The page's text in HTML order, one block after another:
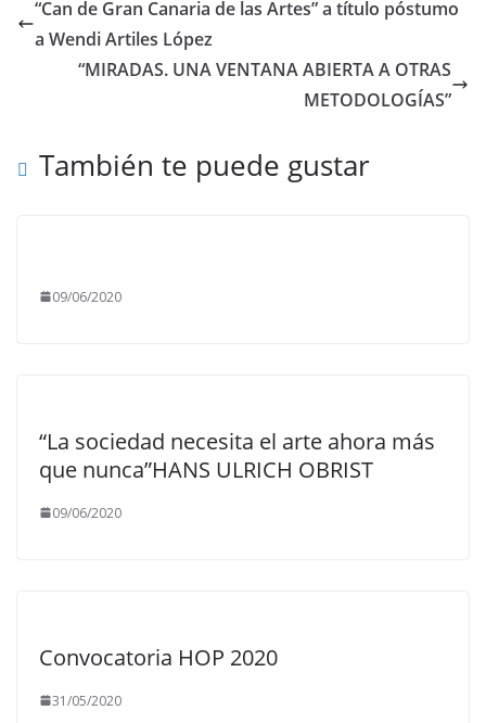
“Can de Gran Canaria de las Artes” a título póstumo
a Wendi Artiles López
“MIRADAS. UNA VENTANA ABIERTA A OTRAS
METODOLOGÍAS”
También te puede gustar
09/06/2020
“La sociedad necesita el arte ahora más
que nunca”HANS ULRICH OBRIST
09/06/2020
Convocatoria HOP 2020
31/05/2020